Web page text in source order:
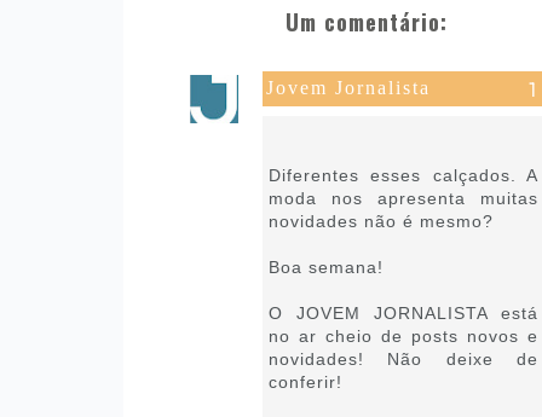
Um comentário:
Jovem Jornalista
Diferentes esses calçados. A
moda nos apresenta muitas
novidades não é mesmo?
Boa semana!
O JOVEM JORNALISTA está
no ar cheio de posts novos e
novidades! Não deixe de
conferir!